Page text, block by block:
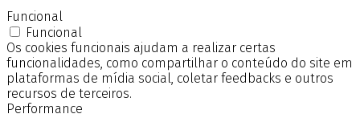
Funcional
Funcional
Os cookies funcionais ajudam a realizar certas
funcionalidades, como compartilhar o conteúdo do site em
plataformas de mídia social, coletar feedbacks e outros
recursos de terceiros.
Performance